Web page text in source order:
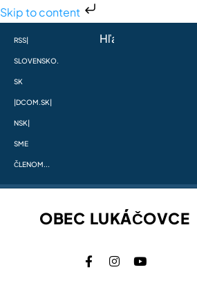
Skip to content
RSS|
SLOVENSKO.
SK
|DCOM.SK|
NSK|
SME
ČLENOM...
OBEC LUKÁČOVCE